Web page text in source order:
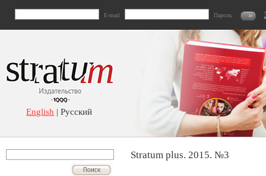
E-mail Пароль
English | Русский
Stratum plus. 2015. №3